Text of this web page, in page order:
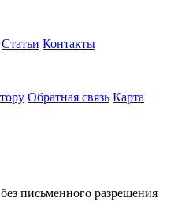
Статьи Контакты
Обратная связь Карта
письменного разрешения